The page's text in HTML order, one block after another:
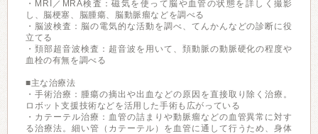
・MRI／MRA検査：磁気を使って脳や血管の状態を詳しく撮影
し、脳梗塞、脳腫瘍、脳動脈瘤などを調べる
・脳波検査：脳の電気的な活動を調べ、てんかんなどの診断に役
立てる
・頚部超音波検査：超音波を用いて、頚動脈の動脈硬化の程度や
血栓の有無を調べる
■主な治療法
・手術治療：腫瘍の摘出や出血などの原因を直接取り除く治療。
ロボット支援技術などを活用した手術も広がっている
・カテーテル治療：血管の詰まりや動脈瘤などの血管異常に対す
る治療法。細い管（カテーテル）を血管に通して行うため、身体